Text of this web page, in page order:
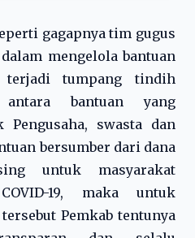
gagapnya tim gugus
mengelola bantuan
terjadi tumpang tindih
bantuan yang
swasta dan
bersumber dari dana
untuk masyarakat
19, maka untuk
Pemkab tentunya